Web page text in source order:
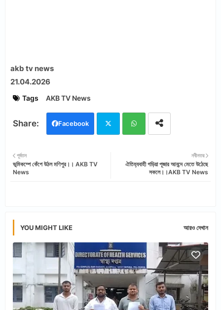
akb tv news
21.04.2026
Tags AKB TV News
Facebook
ats
নবীনতর
ঐতিহ্যবাহী গড়িয়া পূজার আনন্দে মেতে উঠেছে
সকলে।।AKB TV News
পূর্বতন
ভূমিকম্পে কেঁপে উঠল মণিপুর।। AKB TV
News
YOU MIGHT LIKE আরও দেখান